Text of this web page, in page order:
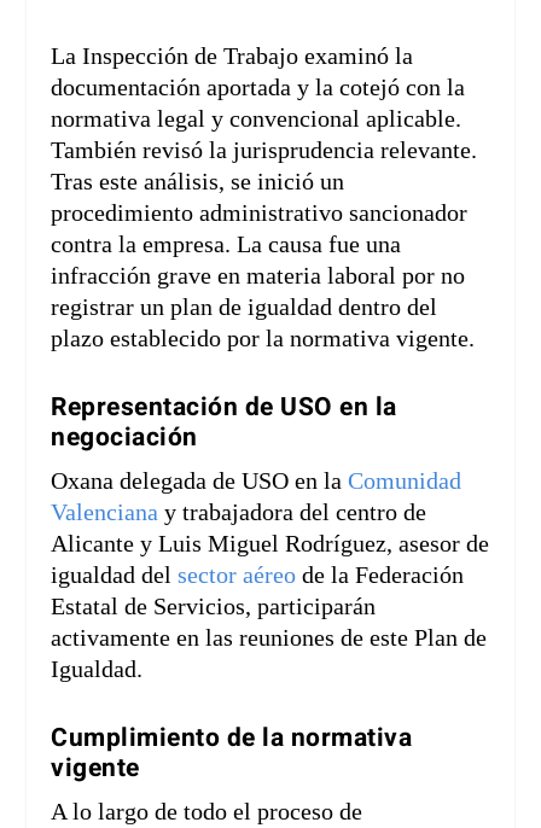
La Inspección de Trabajo examinó la
documentación aportada y la cotejó con la
normativa legal y convencional aplicable.
También revisó la jurisprudencia relevante.
Tras este análisis, se inició un
procedimiento administrativo sancionador
contra la empresa. La causa fue una
infracción grave en materia laboral por no
registrar un plan de igualdad dentro del
plazo establecido por la normativa vigente.
Representación de USO en la
negociación
Oxana delegada de USO en laComunidad
Valenciana y trabajadora del centro de
Alicante y Luis Miguel Rodríguez, asesor de
igualdad delsector aéreo de la Federación
Estatal de Servicios, participarán
activamente en las reuniones de este Plan de
Igualdad.
Cumplimiento de la normativa
vigente
A lo largo de todo el proceso de